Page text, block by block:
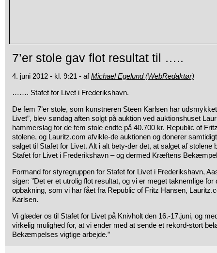
7’er stole gav flot resultat til …..
4. juni 2012 - kl. 9:21 - afMichael Egelund (WebRedaktør)
……. Stafet for Livet i Frederikshavn.
De fem 7’er stole, som kunstneren Steen Karlsen har
Livet”, blev søndag aften solgt på auktion ved auktionshuset
hammerslag for de fem stole endte på 40.700 kr. Republic of
stolene, og Lauritz.com afvikle-de auktionen og donerer
salget til Stafet for Livet. Alt i alt bety-der det, at salget af stolene
Stafet for Livet i Frederikshavn – og dermed Kræftens
Formand for styregruppen for Stafet for Livet i Frederikshavn,
siger: ”Det er et utrolig flot resultat, og vi er meget taknemlige
opbakning, som vi har fået fra Republic of Fritz Hansen,
Karlsen.
Vi glæder os til Stafet for Livet på Knivholt den 16.-17.juni, og
virkelig mulighed for, at vi ender med at sende et rekord-stort
Bekæmpelses vigtige arbejde.”